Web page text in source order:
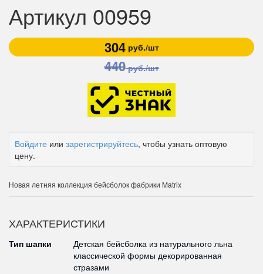
Артикул 00959
304руб./шт
440руб./шт
Войдите или зарегистрируйтесь, чтобы узнать оптовую
цену.
Новая летняя коллекция бейсболок фабрики Matrix
ХАРАКТЕРИСТИКИ
Тип шапки
Детская бейсболка из натурального льна
классической формы декорированная
стразами